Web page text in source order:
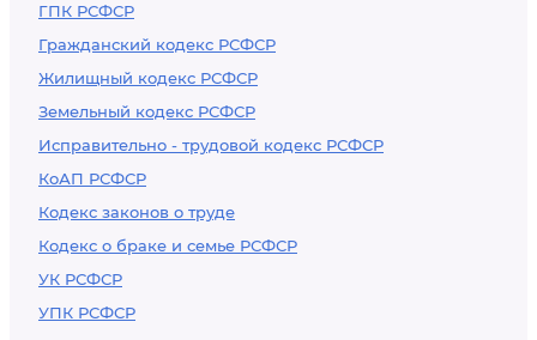
ГПК РСФСР
Гражданский кодекс РСФСР
Жилищный кодекс РСФСР
Земельный кодекс РСФСР
Исправительно - трудовой кодекс РСФСР
КоАП РСФСР
Кодекс законов о труде
Кодекс о браке и семье РСФСР
УК РСФСР
УПК РСФСР